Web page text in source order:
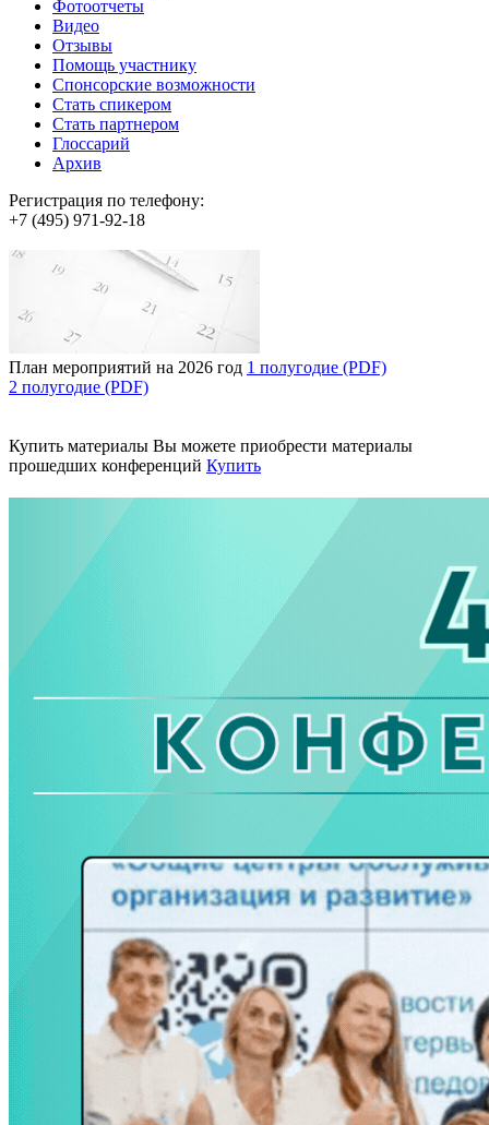
Фотоотчеты
Видео
Отзывы
Помощь участнику
Спонсорские возможности
Стать спикером
Стать партнером
Глоссарий
Архив
Регистрация по телефону:
+7 (495) 971-92-18
План мероприятий на 2026 год 1 полугодие (PDF)
2 полугодие (PDF)
Купить материалы Вы можете приобрести материалы
прошедших конференций Купить